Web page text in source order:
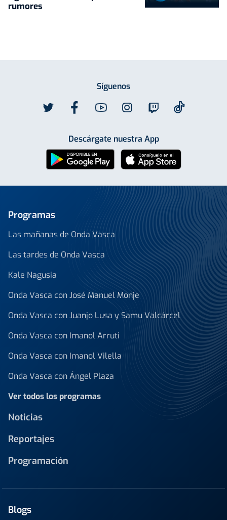
rumores
Síguenos
Descárgate nuestra App
Programas
Las mañanas de Onda Vasca
Las tardes de Onda Vasca
Kale Nagusia
Onda Vasca con José Manuel Monje
Onda Vasca con Juanjo Lusa y Samu Valcárcel
Onda Vasca con Imanol Arruti
Onda Vasca con Imanol Vilella
Onda Vasca con Ángel Plaza
Ver todos los programas
Noticias
Reportajes
Programación
Blogs